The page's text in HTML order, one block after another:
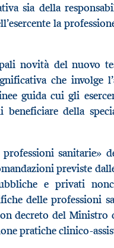
sia della
la
novità del nuovo
che involge
guida cui gli
della
sanitarie»
previste
e privati
delle professioni
decreto del Ministro
pratiche clinico-